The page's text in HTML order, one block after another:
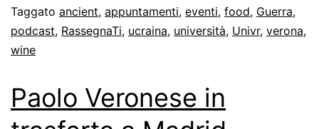
Taggato ancient, appuntamenti, eventi, food, Guerra,
podcast, RassegnaTi, ucraina, università, Univr, verona,
wine
Paolo Veronese in